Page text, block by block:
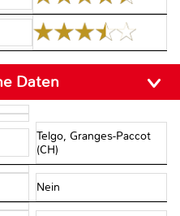
Daten
Telgo, Granges-Paccot
(CH)
Nein